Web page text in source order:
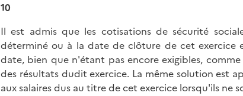
10
Il est admis que les cotisations de sécurité
déterminé ou à la date de clôture de cet exercice
date, bien que n'étant pas encore exigibles,
des résultats dudit exercice. La même solution est
aux salaires dus au titre de cet exercice lorsqu'ils ne